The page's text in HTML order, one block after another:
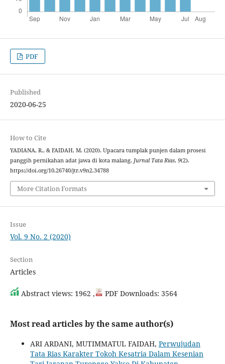
PDF
Published
2020-06-25
How to Cite
YADIANA, R., & FAIDAH, M. (2020). Upacara tumplak punjen dalam prosesi
panggih pernikahan adat jawa di kota malang. Jurnal Tata Rias, 9(2).
https://doi.org/10.26740/jtr.v9n2.34788
More Citation Formats
Issue
Vol. 9 No. 2 (2020)
Section
Articles
Abstract views: 1962 , PDF Downloads: 3564
Most read articles by the same author(s)
ARI ARDANI, MUTIMMATUL FAIDAH, Perwujudan
Tata Rias Karakter Tokoh Kesatria Dalam Kesenian